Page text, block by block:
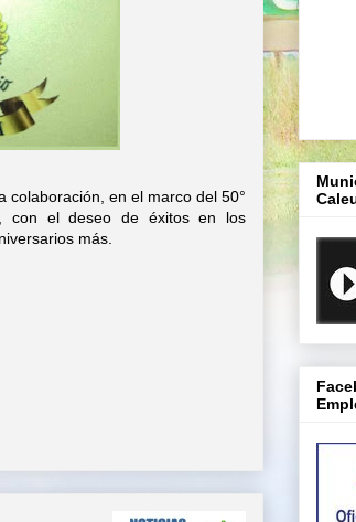
colaboración, en el marco del 50°
con el deseo de éxitos en los
más.